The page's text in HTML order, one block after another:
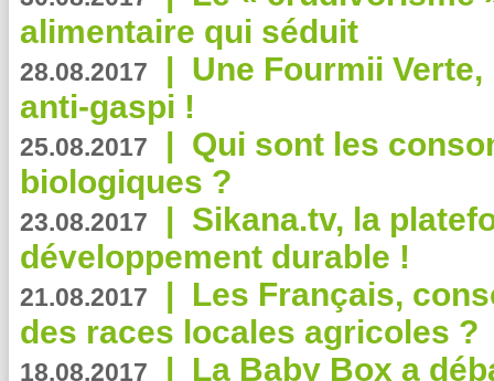
alimentaire qui séduit
28.08.2017 | Une Fourmii
anti-gaspi !
25.08.2017 | Qui sont les
biologiques ?
23.08.2017 | Sikana.tv, la
développement durable !
21.08.2017 | Les Français,
des races locales agricoles ?
18.08.2017 | La Baby Box a